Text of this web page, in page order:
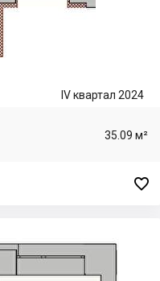
IV квартал 2024
35.09 м²
